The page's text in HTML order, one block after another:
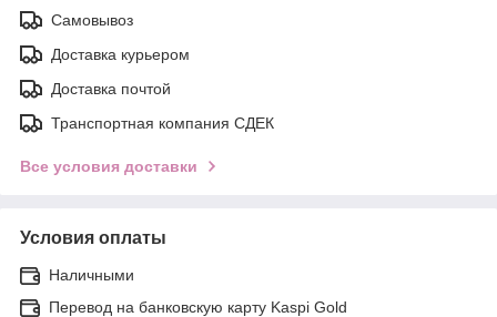
Самовывоз
Доставка курьером
Доставка почтой
Транспортная компания СДЕК
Все условия доставки
Условия оплаты
Наличными
Перевод на банковскую карту Kaspi Gold